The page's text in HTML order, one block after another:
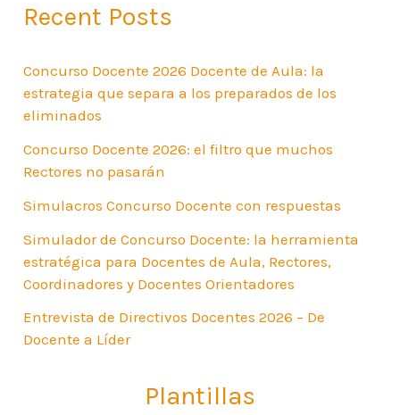
Recent Posts
Concurso Docente 2026 Docente de Aula: la
estrategia que separa a los preparados de los
eliminados
Concurso Docente 2026: el filtro que muchos
Rectores no pasarán
Simulacros Concurso Docente con respuestas
Simulador de Concurso Docente: la herramienta
estratégica para Docentes de Aula, Rectores,
Coordinadores y Docentes Orientadores
Entrevista de Directivos Docentes 2026 – De
Docente a Líder
Plantillas